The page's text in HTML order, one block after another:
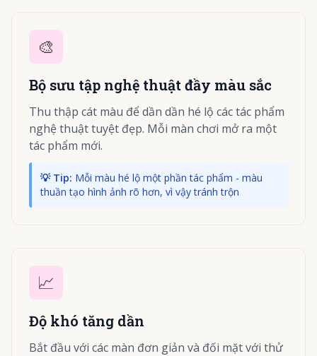
🎨
Bộ sưu tập nghệ thuật đầy màu sắc
Thu thập cát màu để dần dần hé lộ các tác phẩm
nghệ thuật tuyệt đẹp. Mỗi màn chơi mở ra một
tác phẩm mới.
💡 Tip: Mỗi màu hé lộ một phần tác phẩm - màu
thuần tạo hình ảnh rõ hơn, vì vậy tránh trộn
📈
Độ khó tăng dần
Bắt đầu với các màn đơn giản và đối mặt với thử